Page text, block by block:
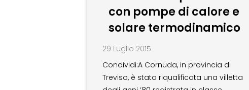
con pompe di calore e
solare termodinamico
29 Luglio 2015
Condividi:A Cornuda, in provincia di
Treviso, è stata riqualificata una villetta